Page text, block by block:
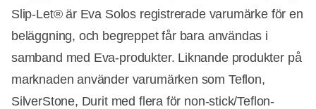
Slip-Let® är Eva Solos registrerade varumärke för en
beläggning, och begreppet får bara användas i
samband med Eva-produkter. Liknande produkter på
marknaden använder varumärken som Teflon,
SilverStone, Durit med flera för non-stick/Teflon-